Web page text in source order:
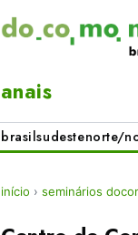
anais
brasilsudestenorte/
início › seminários